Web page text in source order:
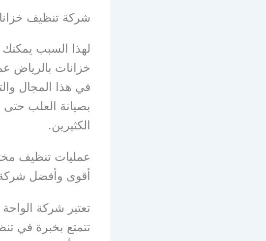
شركة تنظيف
لهذا السبب
خزانات بالرياض
في هذا المجال
بصيانة العلب
الكثيرين.
عمليات تنظيف
أقوى وأفضل
تعتبر شركة
تتمتع بخبرة في